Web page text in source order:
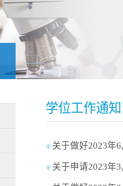
学位工作通知
※ 关于做好2023年
※ 关于申请2023年